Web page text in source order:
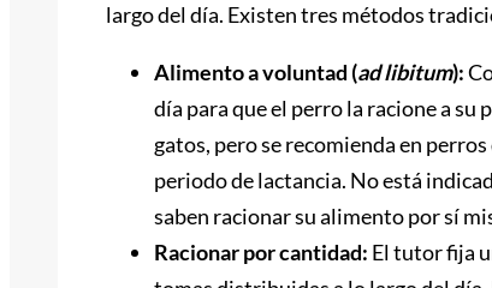
largo del día. Existen tres métodos
Alimento a voluntad (ad libitum):
día para que el perro la racione a su
gatos, pero se recomienda en
periodo de lactancia. No está
saben racionar su alimento por sí
Racionar por cantidad: El tutor fija